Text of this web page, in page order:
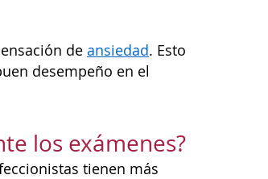
de ansiedad. Esto
desempeño en el
los exámenes?
tienen más